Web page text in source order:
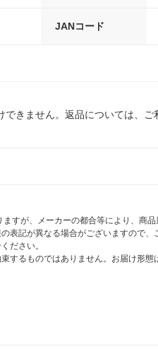
JANコード
できません。返品については、
すが、メーカーの都合等により、商
表記が異なる場合がございますので
ださい。
するものではありません。お届け形